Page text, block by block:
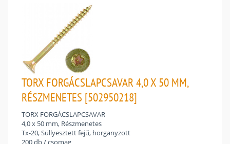
TORX FORGÁCSLAPCSAVAR 4,0 X 50 MM,
RÉSZMENETES [502950218]
TORX FORGÁCSLAPCSAVAR
4,0 x 50 mm, Részmenetes
Tx-20, Süllyesztett fejű, horganyzott
200 db / csomag